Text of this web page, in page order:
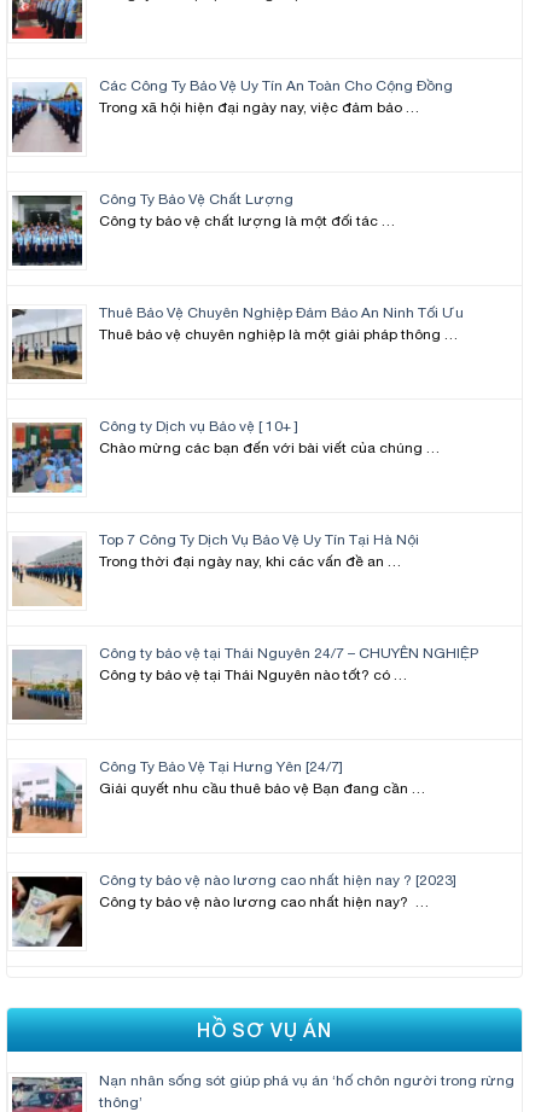
Các Công Ty Bảo Vệ Uy Tín An Toàn Cho Cộng Đồng
Trong xã hội hiện đại ngày nay, việc đảm bảo …
Công Ty Bảo Vệ Chất Lượng
Công ty bảo vệ chất lượng là một đối tác …
Thuê Bảo Vệ Chuyên Nghiệp Đảm Bảo An Ninh Tối Ưu
Thuê bảo vệ chuyên nghiệp là một giải pháp thông …
Công ty Dịch vụ Bảo vệ [ 10+ ]
Chào mừng các bạn đến với bài viết của chúng …
Top 7 Công Ty Dịch Vụ Bảo Vệ Uy Tín Tại Hà Nội
Trong thời đại ngày nay, khi các vấn đề an …
Công ty bảo vệ tại Thái Nguyên 24/7 – CHUYÊN NGHIỆP
Công ty bảo vệ tại Thái Nguyên nào tốt? có …
Công Ty Bảo Vệ Tại Hưng Yên [24/7]
Giải quyết nhu cầu thuê bảo vệ Bạn đang cần …
Công ty bảo vệ nào lương cao nhất hiện nay ? [2023]
Công ty bảo vệ nào lương cao nhất hiện nay? …
HỒ SƠ VỤ ÁN
Nạn nhân sống sót giúp phá vụ án ‘hố chôn người trong rừng
thông’